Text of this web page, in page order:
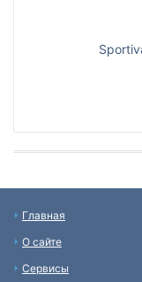
Главная
О сайте
Сервисы